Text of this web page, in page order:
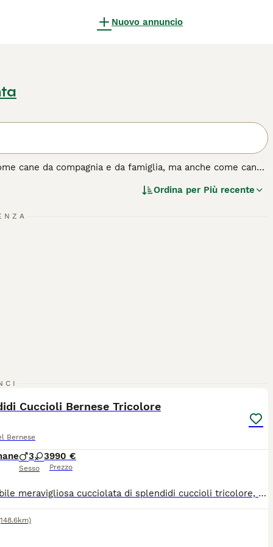
Nuovo annuncio
cane da compagnia e da famiglia, ma anche come cane
e vanta di essere uno dei cani più intelligenti al mondo,
razza di cane.
Ordina per Più recente
Cuccioli Bernese Tricolore
Bernese
3 3
Sesso
990 €
Prezzo
Disponibile meravigliosa cucciolata di splendidi cuccioli tricolore, nati in ambiente familiare e cresciuti con le massime cure e attenzioni. La cucciolata è composta da: ? 3 Maschi ? 3 Femmine I cuccioli saranno consegnati pronti per entrare nella loro nuova famiglia, regolarmente svezzati e provvisti di: Prima vaccinazione effettuata Ciclo di sverminazione completo Pedigree ufficiale (genitori di alta genealogia) Microchip inserito e iscrizione all'anagrafe canina Libretto sanitario vidimato dal veterinario Padre e madre sono entrambi visibili in loco, godono di ottima salute e hanno un carattere estremamente dolce, equilibrato e socievole. Cerchiamo per loro solo famiglie responsabili e amanti della razza. Per qualsiasi informazione, per ricevere ulteriori foto/video o per venire a conoscerli di persona senza impegno, contattatemi.